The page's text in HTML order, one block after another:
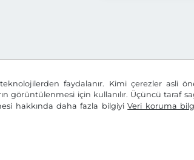
faydalanır. Kimi çerezler asli
görüntülenmesi için kullanılır. Üçüncü taraf
hakkında daha fazla bilgiyiVeri koruma